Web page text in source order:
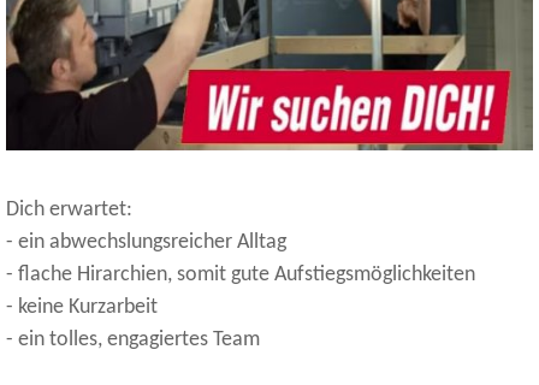
Dich erwartet:
- ein abwechslungsreicher Alltag
- flache Hirarchien, somit gute Aufstiegsmöglichkeiten
- keine Kurzarbeit
- ein tolles, engagiertes Team